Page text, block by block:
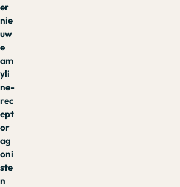
er
nie
uw
e
am
yli
ne-
rec
ept
or
ag
oni
ste
n